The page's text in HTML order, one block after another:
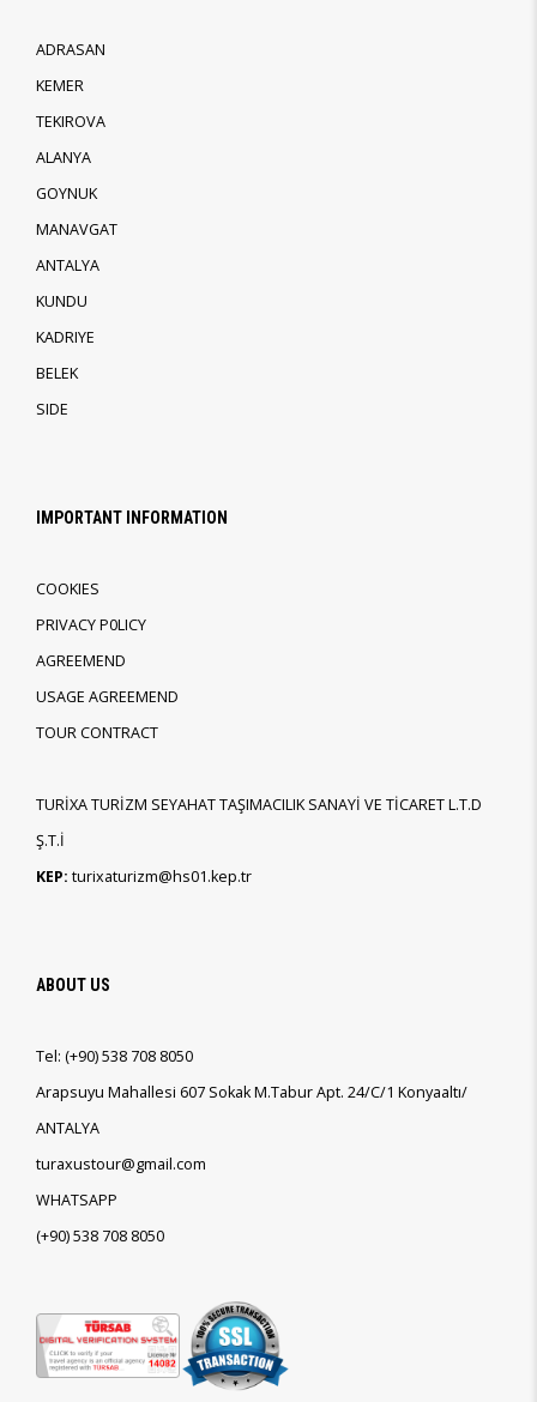
ADRASAN
KEMER
TEKIROVA
ALANYA
GOYNUK
MANAVGAT
ANTALYA
KUNDU
KADRIYE
BELEK
SIDE
IMPORTANT INFORMATION
COOKIES
PRIVACY P0LICY
AGREEMEND
USAGE AGREEMEND
TOUR CONTRACT
TURİXA TURİZM SEYAHAT TAŞIMACILIK SANAYİ VE TİCARET L.T.D
Ş.T.İ
KEP: turixaturizm@hs01.kep.tr
ABOUT US
Tel: (+90)538 708 8050
Arapsuyu Mahallesi 607 Sokak M.Tabur Apt. 24/C/1 Konyaaltı/
ANTALYA
turaxustour@gmail.com
WHATSAPP
(+90)538 708 8050